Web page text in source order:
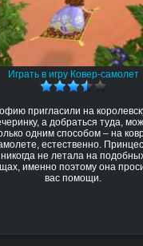
Играть в игру Ковер-самолет
пригласили на
а добраться туда,
одним способом – на
естественно.
никогда не летала на
именно поэтому она
вас помощи.